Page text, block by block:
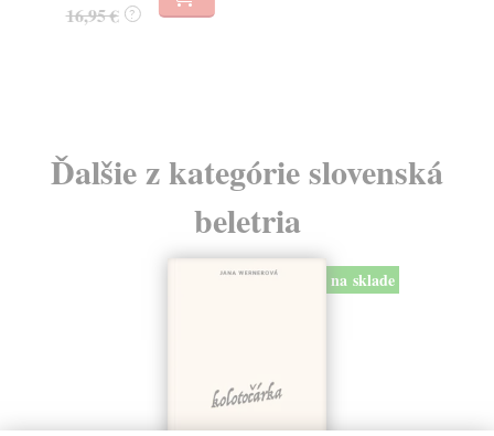
16,95 € ?
Ďalšie z kategórie slovenská
beletria
na sklade